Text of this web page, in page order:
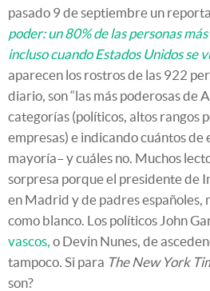
pasado 9 de septiembre un
poder: un 80% de las personas
incluso cuando Estados Unidos se
aparecen los rostros de las 922
diario, son “las más poderosas de
categorías (políticos, altos rangos
empresas) e indicando cuántos de
mayoría– y cuáles no. Muchos
sorpresa porque el presidente de
en Madrid y de padres españoles,
como blanco. Los políticos John
vascos, o Devin Nunes, de
tampoco. Si para The New York
son?